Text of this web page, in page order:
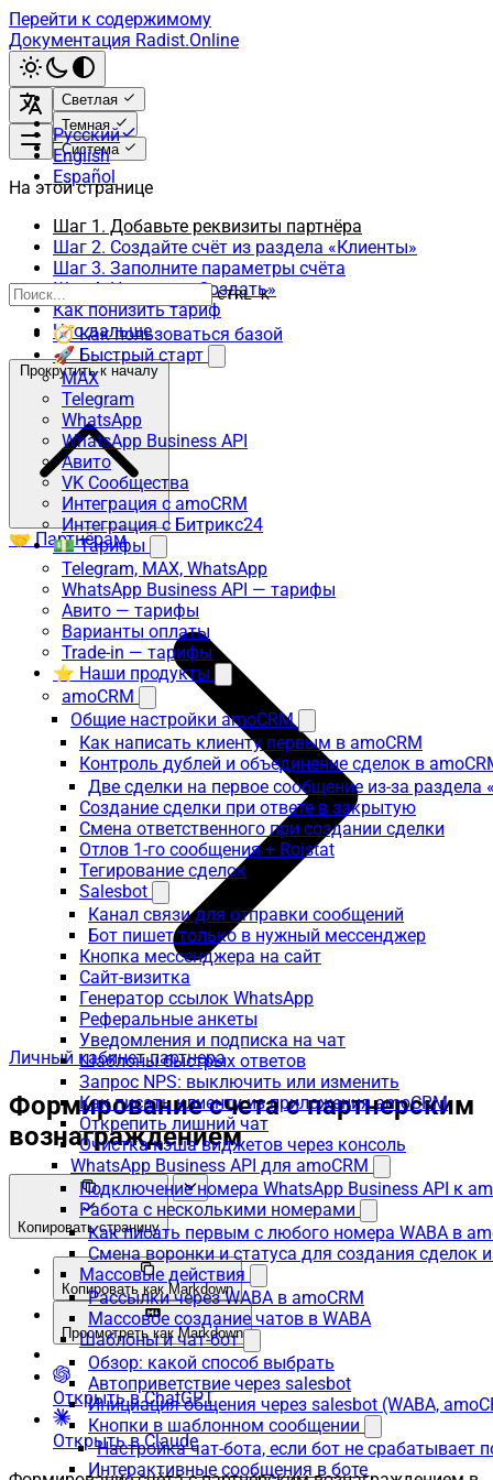
Перейти к содержимому
Документация Radist.Online
Светлая
Темная
Система
Русский
English
Español
CTRL K
🧭 Как пользоваться базой
🚀 Быстрый старт
MAX
Telegram
WhatsApp
WhatsApp Business API
Авито
VK Сообщества
Интеграция с amoCRM
Интеграция с Битрикс24
💵 Тарифы
Telegram, MAX, WhatsApp
WhatsApp Business API — тарифы
Авито — тарифы
Варианты оплаты
Trade-in — тарифы
⭐ Наши продукты
amoCRM
Общие настройки amoCRM
Как написать клиенту первым в amoCRM
Контроль дублей и объединение сделок в
Две сделки на первое сообщение из-за раздела
Создание сделки при ответе в закрытую
Смена ответственного при создании сделки
Отлов 1-го сообщения + Roistat
Тегирование сделок
Salesbot
Канал связи для отправки сообщений
Бот пишет только в нужный мессенджер
Кнопка мессенджера на сайт
Сайт-визитка
Генератор ссылок WhatsApp
Реферальные анкеты
Уведомления и подписка на чат
Шаблоны быстрых ответов
Запрос NPS: выключить или изменить
Как писать клиенту из приложения amoCRM
Открепить лишний чат
Очистка кэша виджетов через консоль
WhatsApp Business API для amoCRM
Подключение номера WhatsApp Business API к
Работа с несколькими номерами
Как писать первым с любого номера WABA в
Смена воронки и статуса для создания сделок
Массовые действия
Рассылки через WABA в amoCRM
Массовое создание чатов в WABA
Шаблоны и чат-бот
Обзор: какой способ выбрать
Автоприветствие через salesbot
Инициация общения через salesbot (WABA,
Кнопки в шаблонном сообщении
Настройка чат-бота, если бот не срабатывает
Интерактивные сообщения в боте
На этой странице
Шаг 1. Добавьте реквизиты партнёра
Шаг 2. Создайте счёт из раздела «Клиенты»
Шаг 3. Заполните параметры счёта
Шаг 4. Нажмите «Создать»
Как понизить тариф
Что дальше
Прокрутить к началу
🤝 Партнёрам
Личный кабинет партнера
Формирование счета с партнерским
вознаграждением
Копировать страницу
Копировать как Markdown
Просмотреть как Markdown
Открыть в ChatGPT
Открыть в Claude